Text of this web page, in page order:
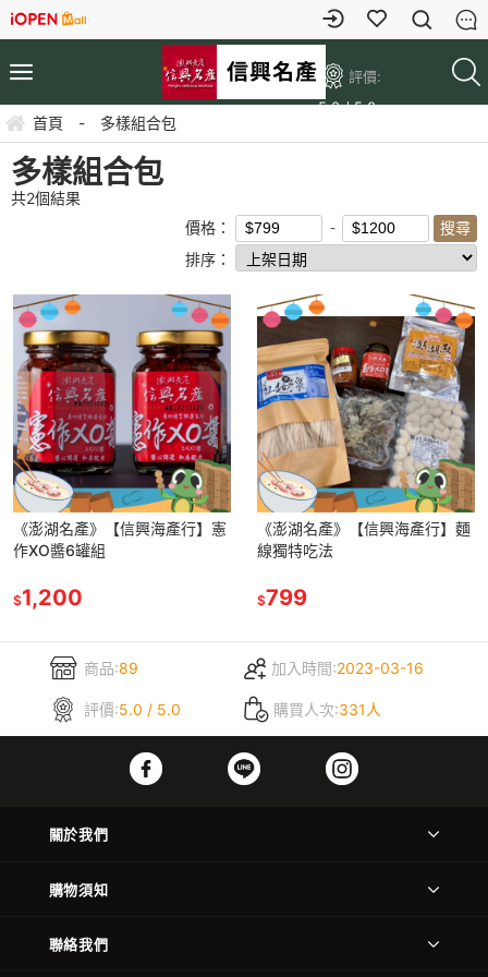
評價:
5.0 / 5.0
首頁 - 多樣組合包
多樣組合包
共2個結果
價格：
排序：
《澎湖名產》【信興海產行】憲
作XO醬6罐組
$1,200
《澎湖名產》【信興海產行】麵
線獨特吃法
$799
商品:89 加入時間:2023-03-16
評價:5.0 / 5.0 購買人次:331人
關於我們
購物須知
聯絡我們